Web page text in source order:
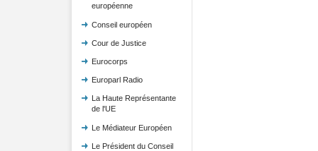
européenne
Conseil européen
Cour de Justice
Eurocorps
Europarl Radio
La Haute Représentante
de l'UE
Le Médiateur Européen
Le Président du Conseil